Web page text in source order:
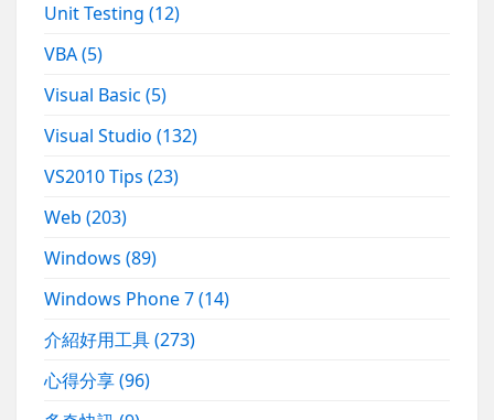
Unit Testing(12)
VBA(5)
Visual Basic(5)
Visual Studio(132)
VS2010 Tips(23)
Web(203)
Windows(89)
Windows Phone 7(14)
介紹好用工具(273)
心得分享(96)